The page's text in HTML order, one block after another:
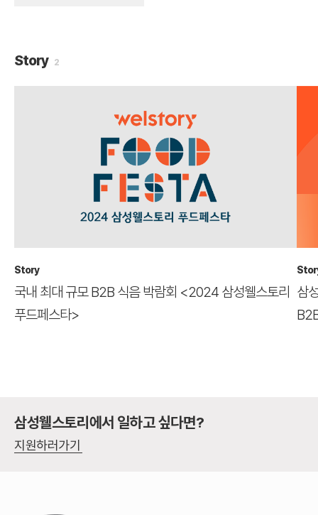
Story 2
Story
국내 최대 규모 B2B 식음 박람회 <2024 삼성웰스토리
푸드페스타>
삼
삼성웰스토리에서 일하고 싶다면?